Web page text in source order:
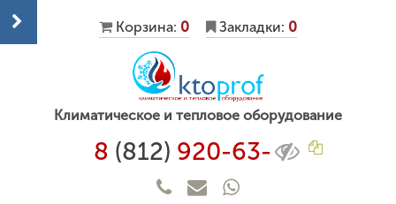
Корзина: 0 Закладки: 0
Климатическое и тепловое оборудование
8 (812) 920-63-